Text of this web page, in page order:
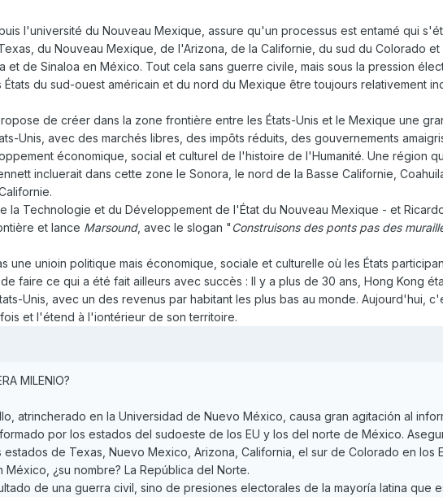
l'université du Nouveau Mexique, assure qu'un processus est entamé qui
du Nouveau Mexique, de l'Arizona, de la Californie, du sud du Colorado
et de Sinaloa en México. Tout cela sans guerre civile, mais sous la pression
du sud-ouest américain et du nord du Mexique être toujours relativement
de créer dans la zone frontière entre les États-Unis et le Mexique une
Unis, avec des marchés libres, des impôts réduits, des gouvernements
économique, social et culturel de l'histoire de l'Humanité. Une région
incluerait dans cette zone le Sonora, le nord de la Basse Californie,
la Technologie et du Développement de l'État du Nouveau Mexique - et
et lance Marsound, avec le slogan " Construisons des ponts pas des
une unioin politique mais économique, sociale et culturelle où les États
faire ce qui a été fait ailleurs avec succès : Il y a plus de 30 ans, Hong Kong
Unis, avec un des revenus par habitant les plus bas au monde. Aujourd'hui,
et l'étend à l'iontérieur de son territoire.
MILENIO?
atrincherado en la Universidad de Nuevo México, causa gran agitación al
por los estados del sudoeste de los EU y los del norte de México.
de Texas, Nuevo Mexico, Arizona, California, el sur de Colorado en los
México, ¿su nombre? La República del Norte.
de una guerra civil, sino de presiones electorales de la mayoría latina que